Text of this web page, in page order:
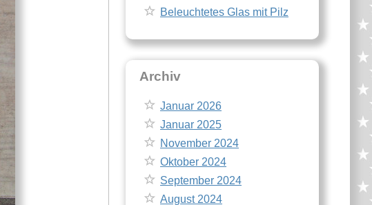
Beleuchtetes Glas mit Pilz
Archiv
Januar 2026
Januar 2025
November 2024
Oktober 2024
September 2024
August 2024